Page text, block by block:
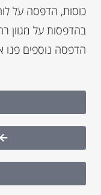
כוסות, הדפסה על
בהדפסות על מגוון
הדפסה נוספים פנו